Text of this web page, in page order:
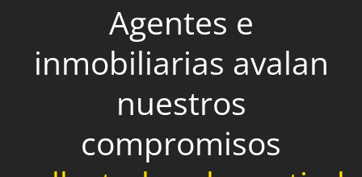
Agentes e
inmobiliarias avalan
nuestros
compromisos